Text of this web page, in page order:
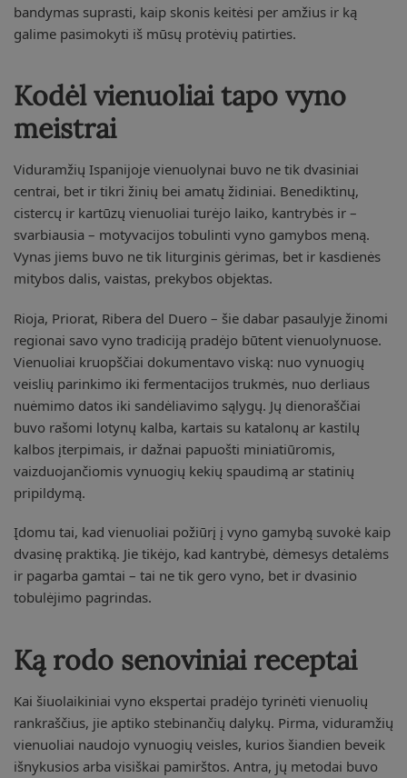
bandymas suprasti, kaip skonis keitėsi per amžius ir ką
galime pasimokyti iš mūsų protėvių patirties.
Kodėl vienuoliai tapo vyno
meistrai
Viduramžių Ispanijoje vienuolynai buvo ne tik dvasiniai
centrai, bet ir tikri žinių bei amatų židiniai. Benediktinų,
cistercų ir kartūzų vienuoliai turėjo laiko, kantrybės ir –
svarbiausia – motyvacijos tobulinti vyno gamybos meną.
Vynas jiems buvo ne tik liturginis gėrimas, bet ir kasdienės
mitybos dalis, vaistas, prekybos objektas.
Rioja, Priorat, Ribera del Duero – šie dabar pasaulyje žinomi
regionai savo vyno tradiciją pradėjo būtent vienuolynuose.
Vienuoliai kruopščiai dokumentavo viską: nuo vynuogių
veislių parinkimo iki fermentacijos trukmės, nuo derliaus
nuėmimo datos iki sandėliavimo sąlygų. Jų dienoraščiai
buvo rašomi lotynų kalba, kartais su katalonų ar kastilų
kalbos įterpimais, ir dažnai papuošti miniatiūromis,
vaizduojančiomis vynuogių kekių spaudimą ar statinių
pripildymą.
Įdomu tai, kad vienuoliai požiūrį į vyno gamybą suvokė kaip
dvasinę praktiką. Jie tikėjo, kad kantrybė, dėmesys detalėms
ir pagarba gamtai – tai ne tik gero vyno, bet ir dvasinio
tobulėjimo pagrindas.
Ką rodo senoviniai receptai
Kai šiuolaikiniai vyno ekspertai pradėjo tyrinėti vienuolių
rankraščius, jie aptiko stebinančių dalykų. Pirma, viduramžių
vienuoliai naudojo vynuogių veisles, kurios šiandien beveik
išnykusios arba visiškai pamirštos. Antra, jų metodai buvo